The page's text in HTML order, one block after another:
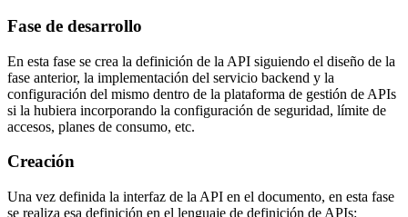
Fase de desarrollo
En esta fase se crea la definición de la API siguiendo el diseño de la
fase anterior, la implementación del servicio backend y la
configuración del mismo dentro de la plataforma de gestión de APIs
si la hubiera incorporando la configuración de seguridad, límite de
accesos, planes de consumo, etc.
Creación
Una vez definida la interfaz de la API en el documento, en esta fase
se realiza esa definición en el lenguaje de definición de APIs: